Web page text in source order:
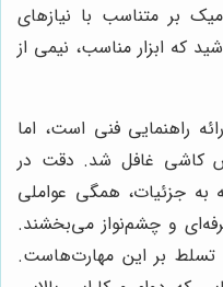
بر متناسب با نیازهای
که ابزار مناسب، نیمی از
راهنمایی فنی است، اما
کاشی غافل شد. دقت در
به جزئیات، همگی عواملی
و چشم‌نواز می‌بخشند.
تسلط بر این مهارت‌هاست.